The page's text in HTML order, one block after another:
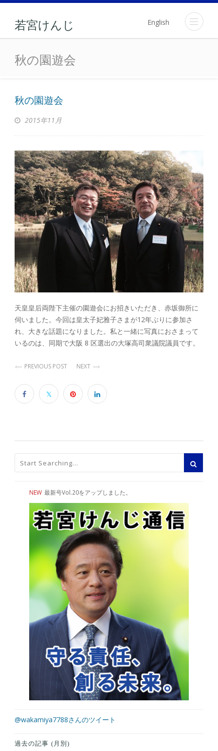
若宮けんじ English
秋の園遊会
秋の園遊会
秋の園遊会
2015年11月
天皇皇后両陛下主催の園遊会にお招きいただき、赤坂御所に
伺いました。今回は皇太子妃雅子さまが12年ぶりに参加さ
れ、大きな話題になりました。私と一緒に写真におさまって
いるのは、同期で大阪 8 区選出の大塚高司衆議院議員です。
PREVIOUS POST NEXT
NEW 最新号Vol.20をアップしました。
@wakamiya7788さんのツイート
過去の記事 (月別)